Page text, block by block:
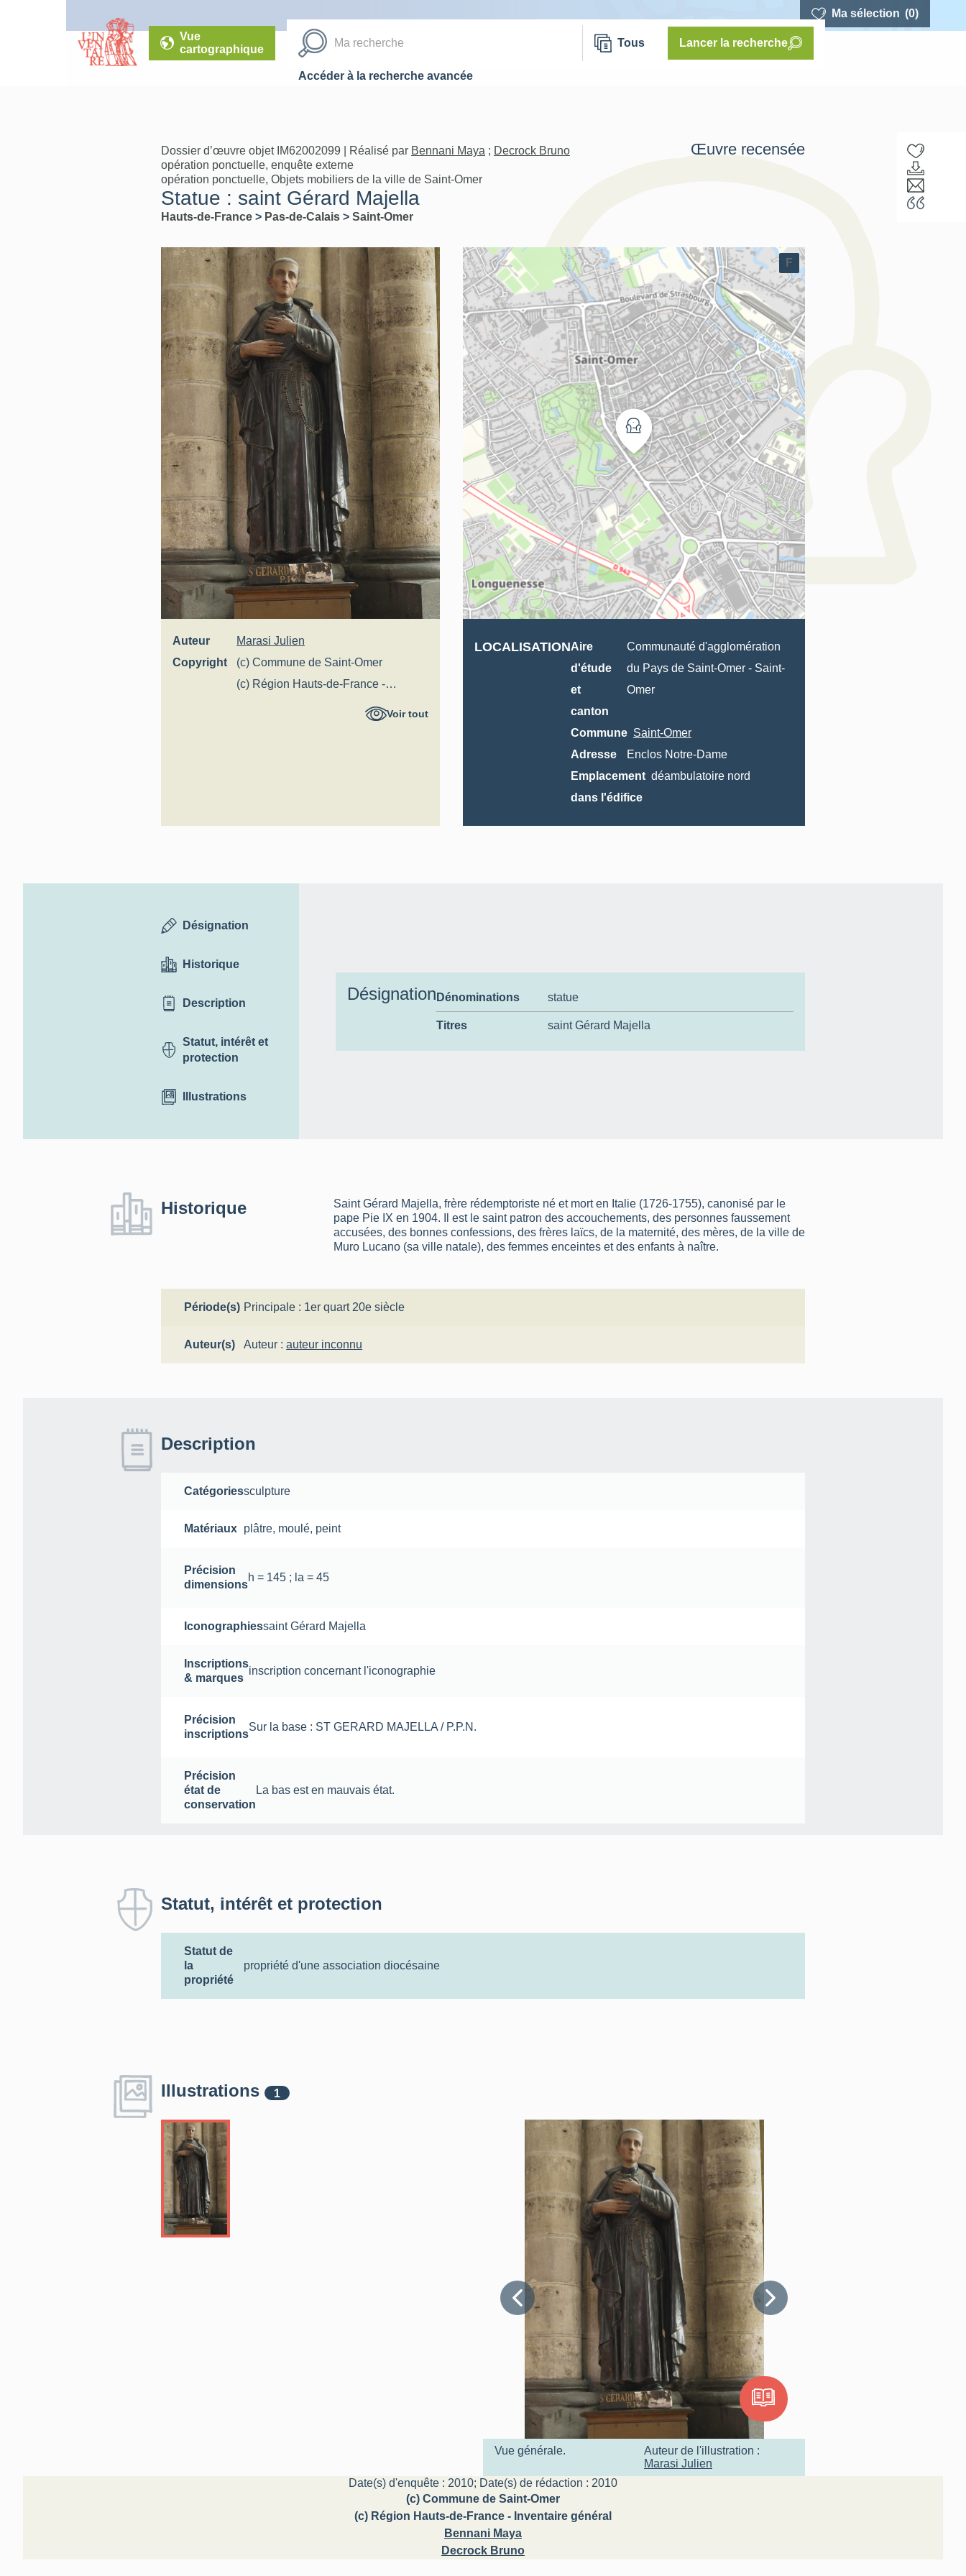
Ma sélection (0)
Vue
cartographique
Tous Lancer la recherche
Accéder à la recherche avancée
Dossier d’œuvre objet IM62002099 | Réalisé par Bennani Maya ; Decrock Bruno
opération ponctuelle, enquête externe
opération ponctuelle, Objets mobiliers de la ville de Saint-Omer
Statue : saint Gérard Majella
Hauts-de-France > Pas-de-Calais > Saint-Omer
Œuvre recensée
Auteur
Marasi Julien
Copyright
(c) Commune de Saint-Omer
(c) Région Hauts-de-France -
Voir tout
F
LOCALISATIONAire
d'étude
et
canton
Communauté d'agglomération
du Pays de Saint-Omer- Saint-
Omer
Commune Saint-Omer
Adresse
Enclos Notre-Dame
Emplacement
dans l'édifice
déambulatoire nord
Désignation
Historique
Description
Statut, intérêt et
protection
Illustrations
Désignation Dénominations statue
Titres saint Gérard Majella
Historique
Saint Gérard Majella, frère rédemptoriste né et mort en Italie (1726-1755), canonisé par le
pape Pie IX en 1904. Il est le saint patron des accouchements, des personnes faussement
accusées, des bonnes confessions, des frères laïcs, de la maternité, des mères, de la ville de
Muro Lucano (sa ville natale), des femmes enceintes et des enfants à naître.
Période(s) Principale : 1er quart 20e siècle
Auteur(s) Auteur :auteur inconnu
Description
Catégoriessculpture
Matériaux plâtre, moulé, peint
Précision
dimensions
h = 145 ; la = 45
Iconographiessaint Gérard Majella
Inscriptions
& marques
inscription concernant l'iconographie
Précision
inscriptions
Sur la base : ST GERARD MAJELLA / P.P.N.
Précision
état de
conservation
La bas est en mauvais état.
Statut, intérêt et protection
Statut de
la
propriété
propriété d'une association diocésaine
Illustrations 1
Vue générale.
Auteur de l'illustration :
Marasi Julien
Date(s) d'enquête : 2010; Date(s) de rédaction : 2010
(c) Commune de Saint-Omer
(c) Région Hauts-de-France - Inventaire général
Bennani Maya
Decrock Bruno